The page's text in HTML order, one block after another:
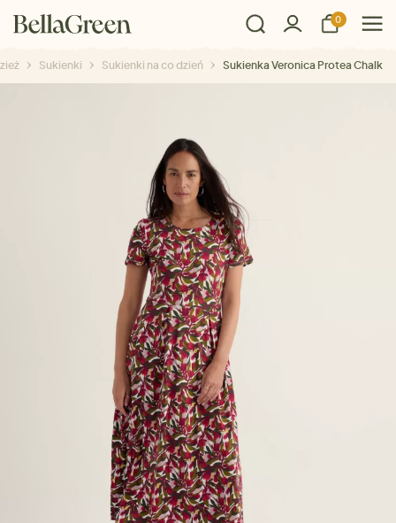
0
Sukienki Sukienki na co dzień Sukienka Veronica Protea Chalk